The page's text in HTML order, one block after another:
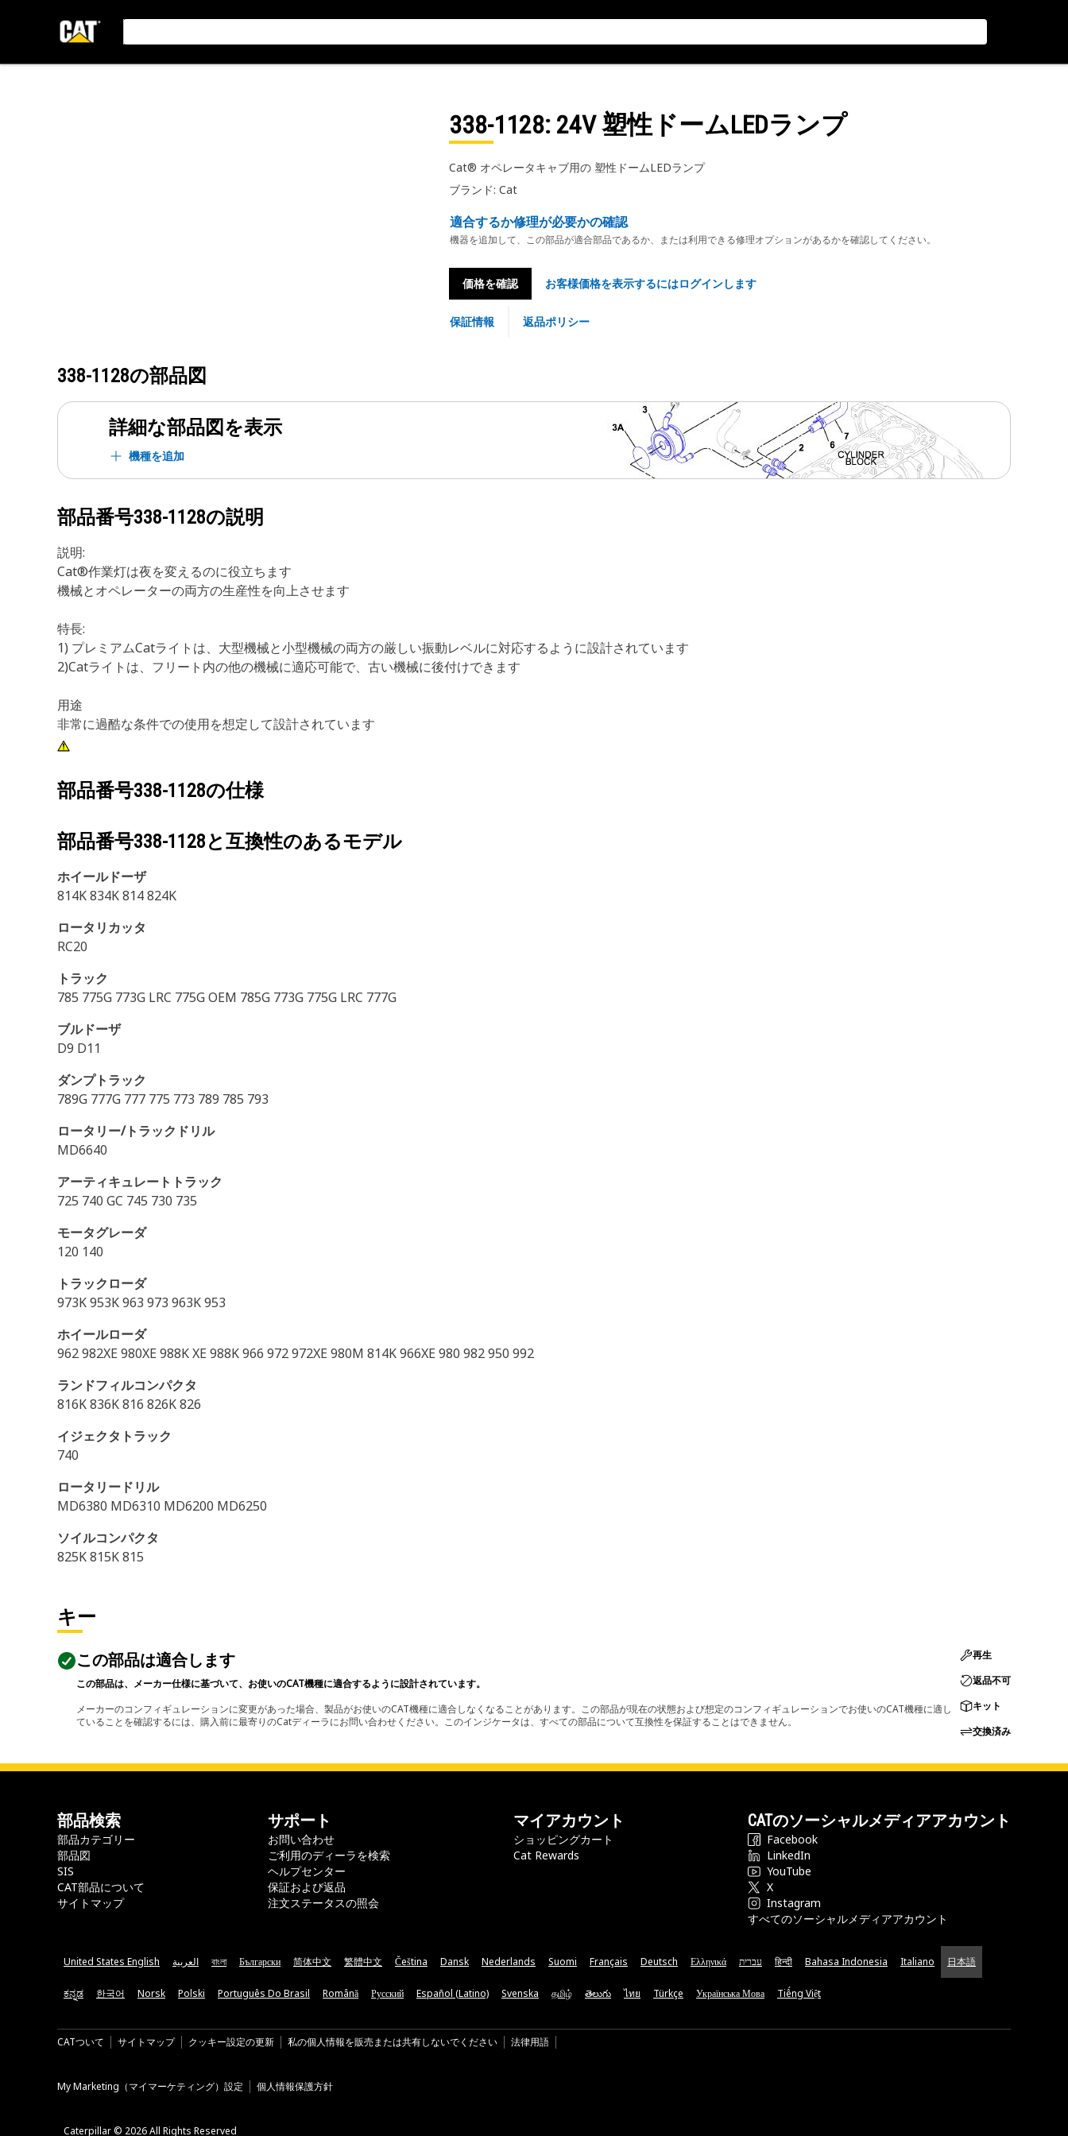
338-1128: 24V 塑性ドームLEDランプ
Cat® オペレータキャブ用の 塑性ドームLEDランプ
ブランド: Cat
適合するか修理が必要かの確認
機器を追加して、この部品が適合部品であるか、または利用できる修理オプションがあるかを確認してください。
価格を確認 お客様価格を表示するにはログインします
保証情報 返品ポリシー
338-1128の部品図
詳細な部品図を表示
機種を追加
部品番号338-1128の説明
説明:
Cat®作業灯は夜を変えるのに役立ちます
機械とオペレーターの両方の生産性を向上させます
特長:
1) プレミアムCatライトは、大型機械と小型機械の両方の厳しい振動レベルに対応するように設計されています
2)Catライトは、フリート内の他の機械に適応可能で、古い機械に後付けできます
用途
非常に過酷な条件での使用を想定して設計されています
部品番号338-1128の仕様
部品番号338-1128と互換性のあるモデル
ホイールドーザ
814K 834K 814 824K
ロータリカッタ
RC20
トラック
785 775G 773G LRC 775G OEM 785G 773G 775G LRC 777G
ブルドーザ
D9 D11
ダンプトラック
789G 777G 777 775 773 789 785 793
ロータリー/トラックドリル
MD6640
アーティキュレートトラック
725 740 GC 745 730 735
モータグレーダ
120 140
トラックローダ
973K 953K 963 973 963K 953
ホイールローダ
962 982XE 980XE 988K XE 988K 966 972 972XE 980M 814K 966XE 980 982 950 992
ランドフィルコンパクタ
816K 836K 816 826K 826
イジェクタトラック
740
ロータリードリル
MD6380 MD6310 MD6200 MD6250
ソイルコンパクタ
825K 815K 815
キー
この部品は適合します
この部品は、メーカー仕様に基づいて、お使いのCAT機種に適合するように設計されています。
メーカーのコンフィギュレーションに変更があった場合、製品がお使いのCAT機種に適合しなくなることがあります。この部品が現在の状態および想定のコンフィギュレーションでお使いのCAT機種に適し
ていることを確認するには、購入前に最寄りのCatディーラにお問い合わせください。このインジケータは、すべての部品について互換性を保証することはできません。
再生
返品不可
キット
交換済み
部品検索
部品カテゴリー
部品図
SIS
CAT部品について
サイトマップ
サポート
お問い合わせ
ご利用のディーラを検索
ヘルプセンター
保証および返品
注文ステータスの照会
マイアカウント
ショッピングカート
Cat Rewards
CATのソーシャルメディアアカウント
Facebook
LinkedIn
YouTube
X
Instagram
すべてのソーシャルメディアアカウント
United States English العربية বাংলা Български 简体中文 繁體中文 Čeština Dansk Nederlands Suomi Français Deutsch Ελληνικά עברית हिन्दी Bahasa Indonesia Italiano 日本語
ಕನ್ನಡ 한국어 Norsk Polski Português Do Brasil Română Русский Español (Latino) Svenska தமிழ் తెలుగు ไทย Türkçe Українська Мова Tiếng Việt
CATついて サイトマップ クッキー設定の更新 私の個人情報を販売または共有しないでください 法律用語
My Marketing（マイマーケティング）設定 個人情報保護方針
Caterpillar © 2026 All Rights Reserved